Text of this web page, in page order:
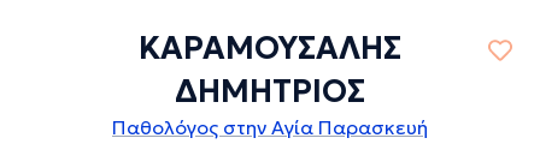
ΚΑΡΑΜΟΥΣΑΛΗΣ
ΔΗΜΗΤΡΙΟΣ
Παθολόγος στην Αγία Παρασκευή